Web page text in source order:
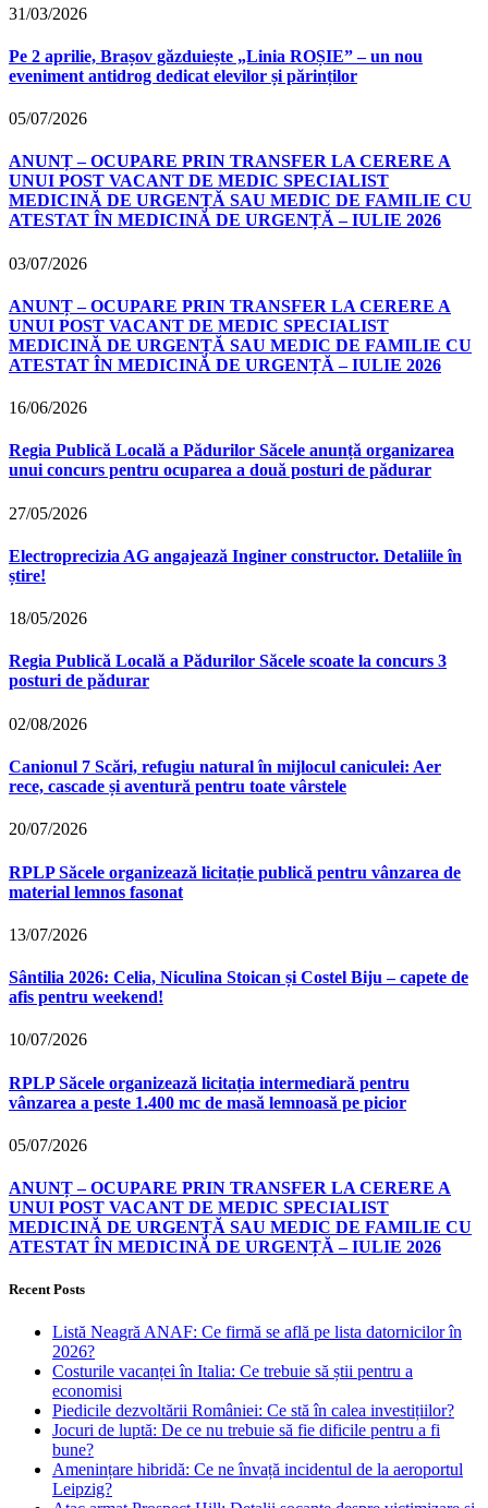
31/03/2026
Pe 2 aprilie, Brașov găzduiește „Linia ROȘIE” – un nou
eveniment antidrog dedicat elevilor și părinților
05/07/2026
ANUNȚ – OCUPARE PRIN TRANSFER LA CERERE A
UNUI POST VACANT DE MEDIC SPECIALIST
MEDICINĂ DE URGENȚĂ SAU MEDIC DE FAMILIE CU
ATESTAT ÎN MEDICINĂ DE URGENȚĂ – IULIE 2026
03/07/2026
ANUNȚ – OCUPARE PRIN TRANSFER LA CERERE A
UNUI POST VACANT DE MEDIC SPECIALIST
MEDICINĂ DE URGENȚĂ SAU MEDIC DE FAMILIE CU
ATESTAT ÎN MEDICINĂ DE URGENȚĂ – IULIE 2026
16/06/2026
Regia Publică Locală a Pădurilor Săcele anunță organizarea
unui concurs pentru ocuparea a două posturi de pădurar
27/05/2026
Electroprecizia AG angajează Inginer constructor. Detaliile în
știre!
18/05/2026
Regia Publică Locală a Pădurilor Săcele scoate la concurs 3
posturi de pădurar
02/08/2026
Canionul 7 Scări, refugiu natural în mijlocul caniculei: Aer
rece, cascade și aventură pentru toate vârstele
20/07/2026
RPLP Săcele organizează licitație publică pentru vânzarea de
material lemnos fasonat
13/07/2026
Sântilia 2026: Celia, Niculina Stoican și Costel Biju – capete de
afis pentru weekend!
10/07/2026
RPLP Săcele organizează licitația intermediară pentru
vânzarea a peste 1.400 mc de masă lemnoasă pe picior
05/07/2026
ANUNȚ – OCUPARE PRIN TRANSFER LA CERERE A
UNUI POST VACANT DE MEDIC SPECIALIST
MEDICINĂ DE URGENȚĂ SAU MEDIC DE FAMILIE CU
ATESTAT ÎN MEDICINĂ DE URGENȚĂ – IULIE 2026
Recent Posts
Listă Neagră ANAF: Ce firmă se află pe lista datornicilor în
2026?
Costurile vacanței în Italia: Ce trebuie să știi pentru a
economisi
Piedicile dezvoltării României: Ce stă în calea investițiilor?
Jocuri de luptă: De ce nu trebuie să fie dificile pentru a fi
bune?
Amenințare hibridă: Ce ne învață incidentul de la aeroportul
Leipzig?